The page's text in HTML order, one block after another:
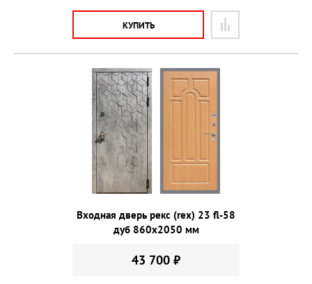
КУПИТЬ
Входная дверь рекс (rex) 23 fl-58
дуб 860х2050 мм
43 700 ₽